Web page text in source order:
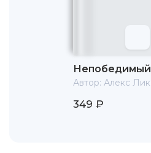
Непобедимый
Автор: Алекс
349 ₽